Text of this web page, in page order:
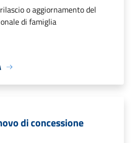
o aggiornamento del
di famiglia
di concessione